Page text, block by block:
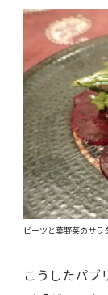
ビーツと葉野菜のサラ
こうしたパブ